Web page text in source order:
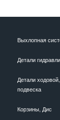
Выхлопная
Детали
Детали
подвеска
Корзины, Дис